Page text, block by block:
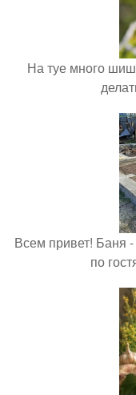
На туе много
Всем привет! Баня -
по